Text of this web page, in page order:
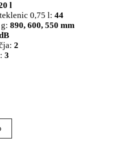
l
0,75 l: 44
890, 600, 550 mm
2
3